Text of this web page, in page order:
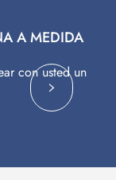
A MEDIDA
con usted un